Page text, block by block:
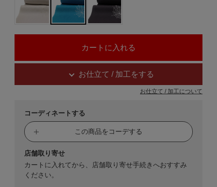
お仕立て / 加工をする
お仕立て / 加工について
コーディネートする
この商品をコーデする
店舗取り寄せ
カートに入れてから、店舗取り寄せ手続きへおすすみ
ください。